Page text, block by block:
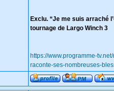
Exclu. “Je me suis arraché
tournage de Largo Winch 3
https://www.programme-
raconte-ses-nombreuses-